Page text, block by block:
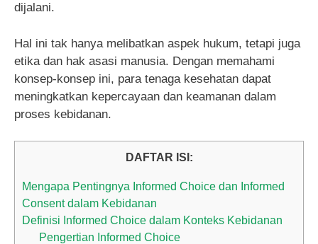
dijalani.
Hal ini tak hanya melibatkan aspek hukum, tetapi juga
etika dan hak asasi manusia. Dengan memahami
konsep-konsep ini, para tenaga kesehatan dapat
meningkatkan kepercayaan dan keamanan dalam
proses kebidanan.
DAFTAR ISI:
Mengapa Pentingnya Informed Choice dan Informed
Consent dalam Kebidanan
Definisi Informed Choice dalam Konteks Kebidanan
Pengertian Informed Choice